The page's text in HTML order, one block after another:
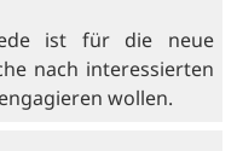
ist für die neue
nach interessierten
wollen.